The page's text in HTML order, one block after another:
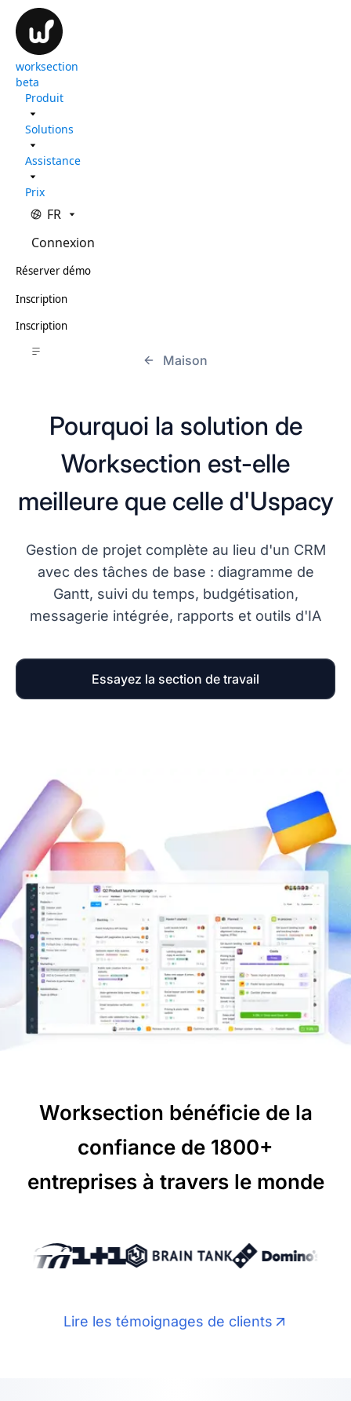
worksection
beta
Produit
Solutions
Assistance
Prix
FR
Connexion
Réserver démo
Inscription
Inscription
Maison
Pourquoi la solution de
Worksection est-elle
meilleure que celle d'Uspacy
Gestion de projet complète au lieu d'un CRM
avec des tâches de base : diagramme de
Gantt, suivi du temps, budgétisation,
messagerie intégrée, rapports et outils d'IA
Essayez la section de travail
Worksection bénéficie de la
confiance de 1800+
entreprises à travers le monde
Lire les témoignages de clients